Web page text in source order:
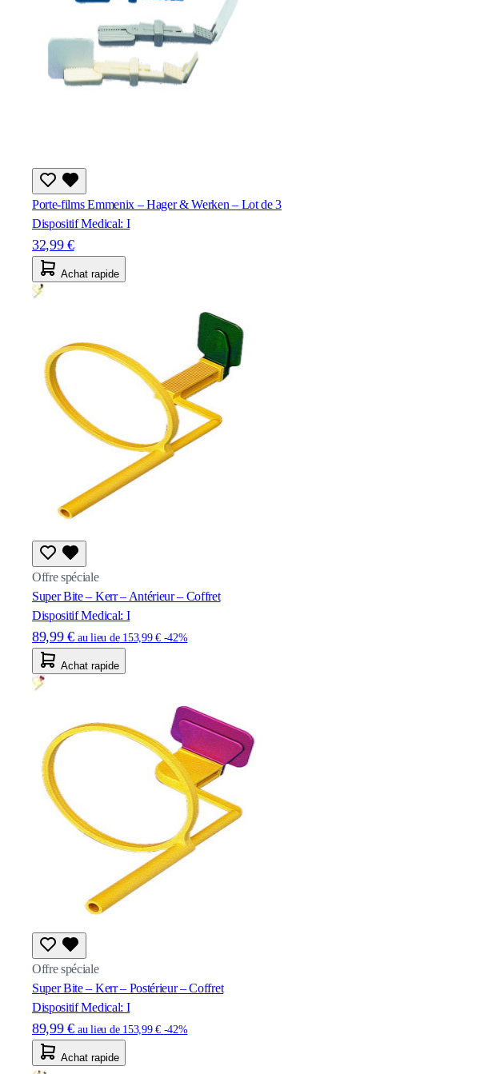
Porte-films Emmenix – Hager & Werken – Lot de 3
Dispositif Medical: I
32,99 €
Achat rapide
Offre spéciale
Super Bite – Kerr – Antérieur – Coffret
Dispositif Medical: I
89,99 € au lieu de 153,99 € -42%
Achat rapide
Offre spéciale
Super Bite – Kerr – Postérieur – Coffret
Dispositif Medical: I
89,99 € au lieu de 153,99 € -42%
Achat rapide